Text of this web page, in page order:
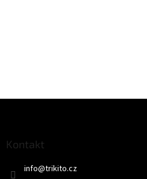
Kontakt
info@trikito.cz